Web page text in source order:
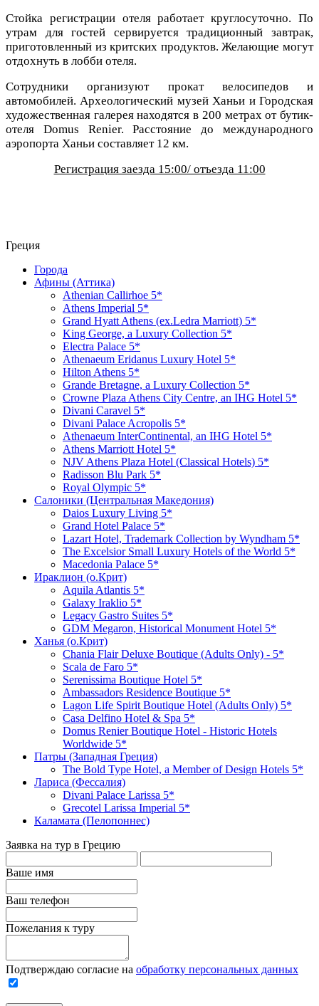
Стойка регистрации отеля работает круглосуточно. По
утрам для гостей сервируется традиционный завтрак,
приготовленный из критских продуктов. Желающие могут
отдохнуть в лобби отеля.
Сотрудники организуют прокат велосипедов и
автомобилей. Археологический музей Ханьи и Городская
художественная галерея находятся в 200 метрах от бутик-
отеля Domus Renier. Расстояние до международного
аэропорта Ханьи составляет 12 км.
Регистрация заезда 15:00/ отъезда 11:00
Греция
Города
Афины (Аттика)
Athenian Callirhoe 5*
Athens Imperial 5*
Grand Hyatt Athens (ex.Ledra Marriott) 5*
King George, a Luxury Collection 5*
Electra Palace 5*
Athenaeum Eridanus Luxury Hotel 5*
Hilton Athens 5*
Grande Bretagne, a Luxury Collection 5*
Crowne Plaza Athens City Centre, an IHG Hotel 5*
Divani Caravel 5*
Divani Palace Acropolis 5*
Athenaeum InterContinental, an IHG Hotel 5*
Athens Marriott Hotel 5*
NJV Athens Plaza Hotel (Classical Hotels) 5*
Radisson Blu Park 5*
Royal Olympic 5*
Салоники (Центральная Македония)
Daios Luxury Living 5*
Grand Hotel Palace 5*
Lazart Hotel, Trademark Collection by Wyndham 5*
The Excelsior Small Luxury Hotels of the World 5*
Macedonia Palace 5*
Ираклион (о.Крит)
Aquila Atlantis 5*
Galaxy Iraklio 5*
Legacy Gastro Suites 5*
GDM Megaron, Historical Monument Hotel 5*
Ханья (о.Крит)
Chania Flair Deluxe Boutique (Adults Only) - 5*
Scala de Faro 5*
Serenissima Boutique Hotel 5*
Ambassadors Residence Boutique 5*
Lagon Life Spirit Boutique Hotel (Adults Only) 5*
Casa Delfino Hotel & Spa 5*
Domus Renier Boutique Hotel - Historic Hotels
Worldwide 5*
Патры (Западная Греция)
The Bold Type Hotel, a Member of Design Hotels 5*
Лариса (Фессалия)
Divani Palace Larissa 5*
Grecotel Larissa Imperial 5*
Каламата (Пелопоннес)
Заявка на тур в Грецию
Ваше имя
Ваш телефон
Пожелания к туру
Подтверждаю согласие на обработку персональных данных